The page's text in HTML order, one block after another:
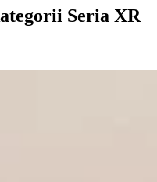
Seria XR